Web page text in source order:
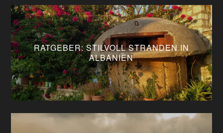
RATGEBER: STILVOLL STRANDEN IN
ALBANIEN